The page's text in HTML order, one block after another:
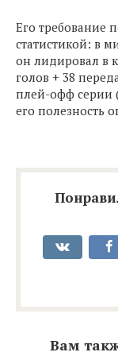
Его требование
статистикой: в
он лидировал в
голов + 38
плей-офф серии
его полезность
Вам